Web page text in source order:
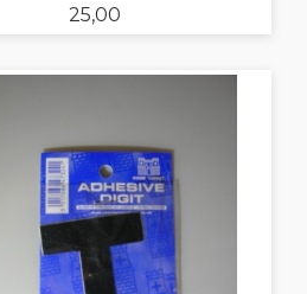
Pris
25,00
KJØP